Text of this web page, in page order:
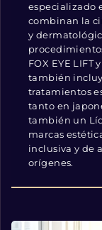
especializado
combinan la
y
FOX EYE LIFT
también
tratamientos
tanto en
también un
marcas
inclusiva y de
orígenes.